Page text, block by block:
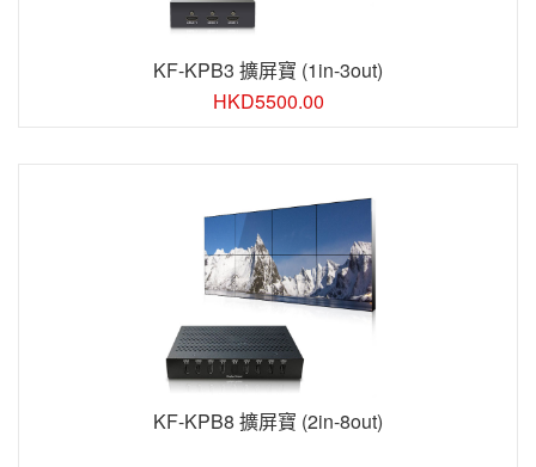
KF-KPB3 擴屏寶 (1in-3out)
HKD5500.00
KF-KPB8 擴屏寶 (2in-8out)